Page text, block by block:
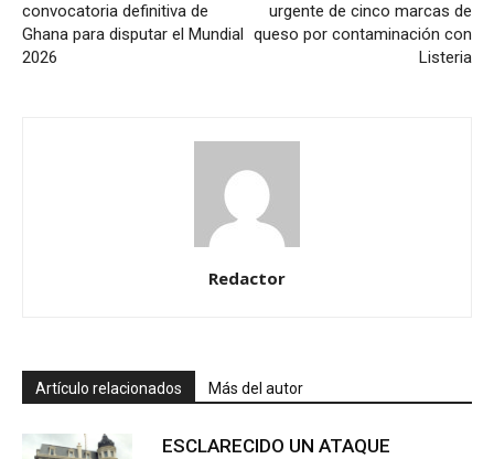
convocatoria definitiva de
Ghana para disputar el Mundial
2026
urgente de cinco marcas de
queso por contaminación con
Listeria
Redactor
Artículo relacionados Más del autor
ESCLARECIDO UN ATAQUE